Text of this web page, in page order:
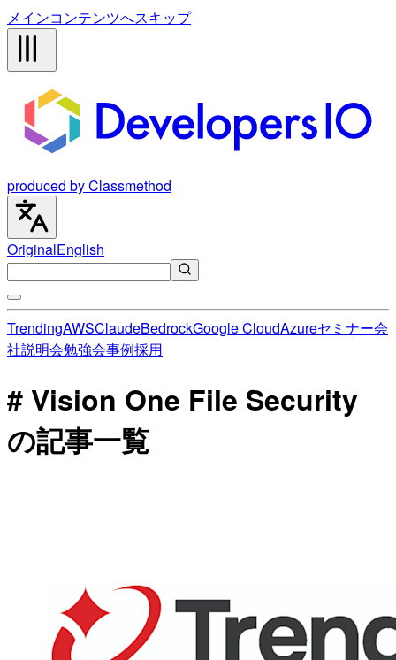
メインコンテンツへスキップ
produced by Classmethod
OriginalEnglish
TrendingAWSClaudeBedrockGoogle CloudAzureセミナー会
社説明会勉強会事例採用
# Vision One File Security
の記事一覧